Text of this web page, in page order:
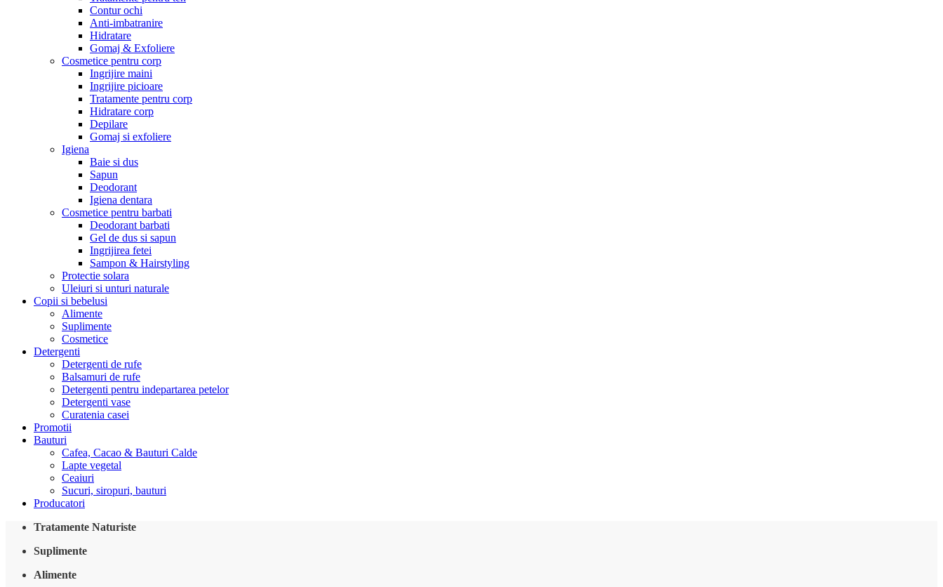
Contur ochi
Anti-imbatranire
Hidratare
Gomaj & Exfoliere
Cosmetice pentru corp
Ingrijire maini
Ingrijire picioare
Tratamente pentru corp
Hidratare corp
Depilare
Gomaj si exfoliere
Igiena
Baie si dus
Sapun
Deodorant
Igiena dentara
Cosmetice pentru barbati
Deodorant barbati
Gel de dus si sapun
Ingrijirea fetei
Sampon & Hairstyling
Protectie solara
Uleiuri si unturi naturale
Copii si bebelusi
Alimente
Suplimente
Cosmetice
Detergenti
Detergenti de rufe
Balsamuri de rufe
Detergenti pentru indepartarea petelor
Detergenti vase
Curatenia casei
Promotii
Bauturi
Cafea, Cacao & Bauturi Calde
Lapte vegetal
Ceaiuri
Sucuri, siropuri, bauturi
Producatori
Tratamente Naturiste
Suplimente
Alimente